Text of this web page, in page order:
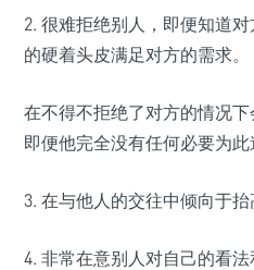
2. 很难拒绝别人，即便知道
的硬着头皮满足对方的需求。
在不得不拒绝了对方的情况
即便他完全没有任何必要为此
3. 在与他人的交往中倾向于抬
4. 非常在意别人对自己的看